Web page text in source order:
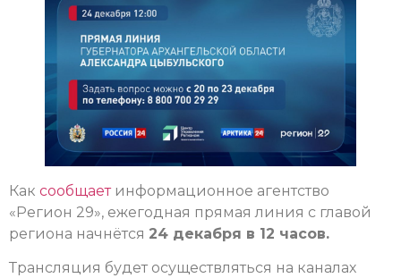
Как сообщаетинформационное агентство
«Регион 29», ежегодная прямая линия с главой
региона начнётся 24 декабря в 12 часов.
Трансляция будет осуществляться на каналах